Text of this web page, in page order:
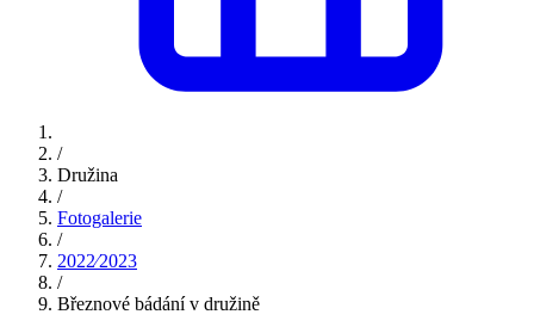
/
Družina
/
Fotogalerie
/
2022⁄2023
/
Březnové bádání v družině